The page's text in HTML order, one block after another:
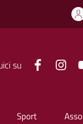
su Facebook
Sport